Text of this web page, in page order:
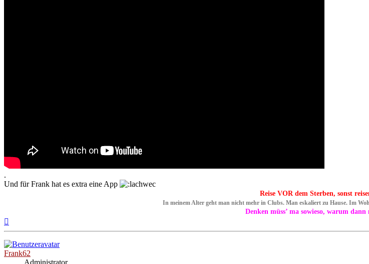
.
Und für Frank hat es extra eine App
Reise VOR dem Sterben, sonst
In meinem Alter geht man nicht mehr in Clubs. Man eskaliert zu Hause. Im
Denken müss’ ma sowieso, warum
Frank62